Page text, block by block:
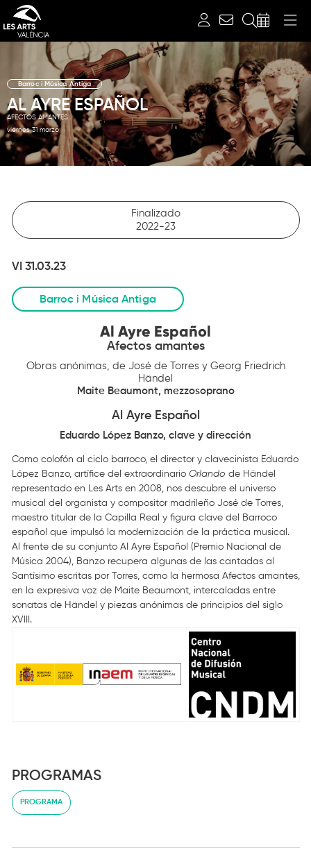
Barroc i Música Antiga
AL AYRE ESPAÑOL
AFECTOS AMANTES
viernes 31 marzo
Finalizado
2022-23
VI 31.03.23
Barroc i Música Antiga
Al Ayre Español
Afectos amantes
Obras anónimas, de José de Torres y Georg Friedrich
Händel
Maite Beaumont, mezzosoprano
Al Ayre Español
Eduardo López Banzo, clave y dirección
Como colofón al ciclo barroco, el director y clavecinista Eduardo
López Banzo, artífice del extraordinario Orlando de Händel
representado en Les Arts en 2008, nos descubre el universo
musical del organista y compositor madrileño José de Torres,
maestro titular de la Capilla Real y figura clave del Barroco
español que impulsó la modernización de la práctica musical.
Al frente de su conjunto Al Ayre Español (Premio Nacional de
Música 2004), Banzo recupera algunas de las cantadas al
Santísimo escritas por Torres, como la hermosa Afectos amantes,
en la expresiva voz de Maite Beaumont, intercaladas entre
sonatas de Händel y piezas anónimas de principios del siglo
XVIII.
PROGRAMAS
PROGRAMA